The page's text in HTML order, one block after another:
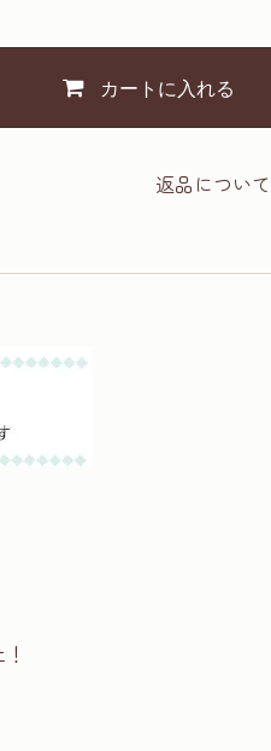
カートに入れる
返品について